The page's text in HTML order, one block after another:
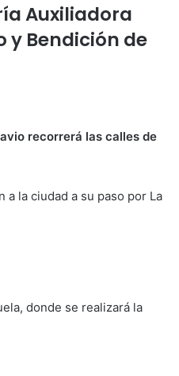
Auxiliadora
y Bendición de
recorrerá las calles de
a la ciudad a su paso por La
donde se realizará la